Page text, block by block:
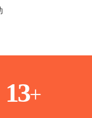
8+